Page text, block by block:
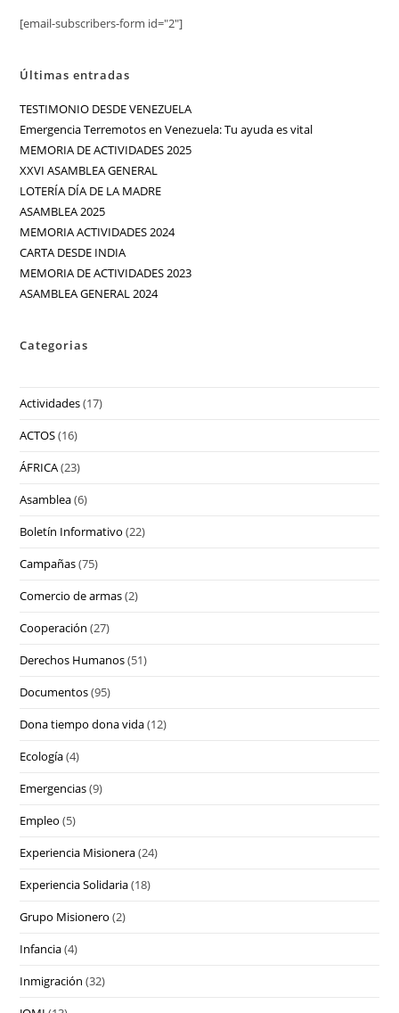
[email-subscribers-form id="2"]
Últimas entradas
TESTIMONIO DESDE VENEZUELA
Emergencia Terremotos en Venezuela: Tu ayuda es vital
MEMORIA DE ACTIVIDADES 2025
XXVI ASAMBLEA GENERAL
LOTERÍA DÍA DE LA MADRE
ASAMBLEA 2025
MEMORIA ACTIVIDADES 2024
CARTA DESDE INDIA
MEMORIA DE ACTIVIDADES 2023
ASAMBLEA GENERAL 2024
Categorias
Actividades(17)
ACTOS(16)
ÁFRICA(23)
Asamblea(6)
Boletín Informativo (22)
Campañas(75)
Comercio de armas(2)
Cooperación (27)
Derechos Humanos(51)
Documentos(95)
Dona tiempo dona vida(12)
Ecología(4)
Emergencias(9)
Empleo (5)
Experiencia Misionera(24)
Experiencia Solidaria(18)
Grupo Misionero (2)
Infancia(4)
Inmigración (32)